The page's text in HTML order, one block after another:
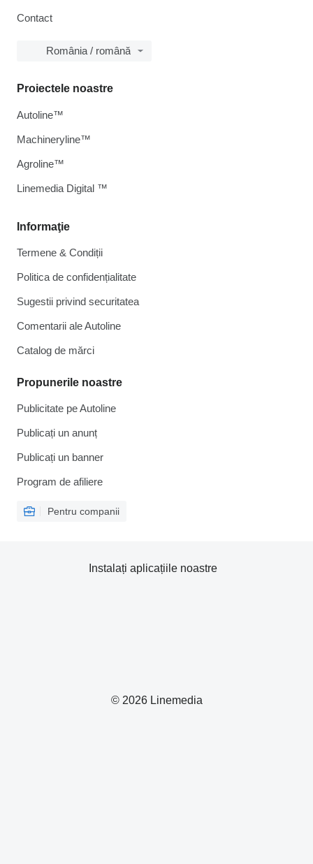
Contact
România / română
Informaţie
Termene & Condiții
Politica de confidențialitate
Sugestii privind securitatea
Comentarii ale Autoline
Catalog de mărcі
Propunerile noastre
Publicitate pe Autoline
Publicați un anunț
Publicați un banner
Program de afiliere
Pentru companii
Proiectele noastre
Autoline™
Machineryline™
Agroline™
Linemedia Digital ™
© 2026 Linemedia
Instalați aplicațiile noastre